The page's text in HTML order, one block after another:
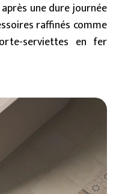
une dure journée
raffinés comme
serviettes en fer